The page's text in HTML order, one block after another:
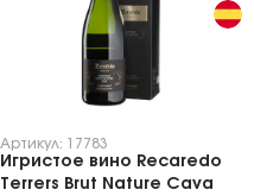
Артикул: 17783
Игристое вино Recaredo
Terrers Brut Nature Cava